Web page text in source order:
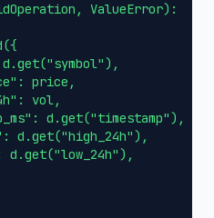
ValueError):
price,
vol,
d.get("timestamp"),
d.get("high_24h"),
d.get("low_24h"),